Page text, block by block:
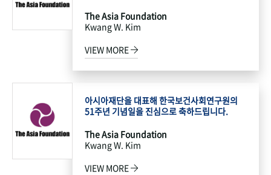
The Asia Foundation
Kwang W. Kim
VIEW MORE
아시아재단을 대표해 한국보건사회연구원의
51주년 기념일을 진심으로 축하드립니다.
The Asia Foundation
Kwang W. Kim
VIEW MORE